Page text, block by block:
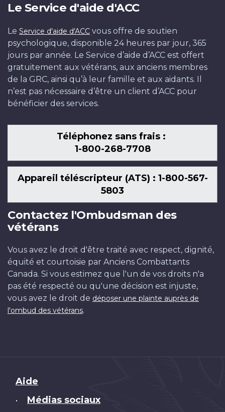
Le Service d'aide d'ACC
Le Service d'aide d'ACC vous offre de soutien
psychologique, disponible 24 heures par jour, 365
jours par année. Le Service d’aide d’ACC est offert
gratuitement aux vétérans, aux anciens membres
de la GRC, ainsi qu’à leur famille et aux aidants. Il
n’est pas nécessaire d’être un client d’ACC pour
bénéficier des services.
Téléphonez sans frais :
1-800-268-7708
Appareil téléscripteur (ATS) : 1-800-567-
5803
Contactez l'Ombudsman des
vétérans
Vous avez le droit d'être traité avec respect, dignité,
équité et courtoisie par Anciens Combattants
Canada. Si vous estimez que l'un de vos droits n'a
pas été respecté ou qu'une décision est injuste,
vous avez le droit de déposer une plainte auprès de
l'ombud des vétérans.
Brand
Aide
• Médias sociaux